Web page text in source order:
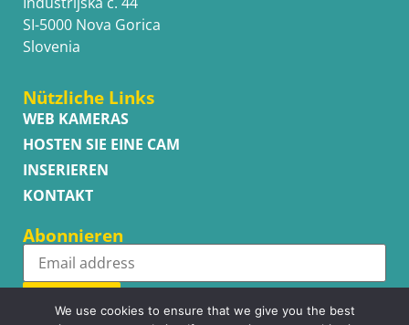
SI-5000 Nova Gorica
Slovenia
Nützliche Links
WEB KAMERAS
HOSTEN SIE EINE CAM
INSERIEREN
KONTAKT
Abonnieren
Subscribe
We use cookies to ensure that we give you the best